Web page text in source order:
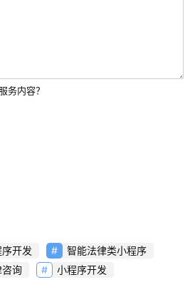
务内容？
开发
智能法律类小程序
咨询 小程序开发